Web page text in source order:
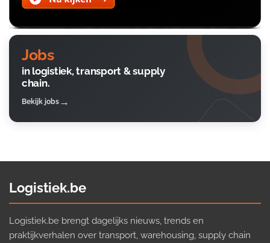
Jobs
in logistiek, transport & supply
chain.
Bekijk jobs
Logistiek.be
Logistiek.be brengt dagelijks nieuws, trends en
praktijkverhalen over transport, warehousing, supply chain